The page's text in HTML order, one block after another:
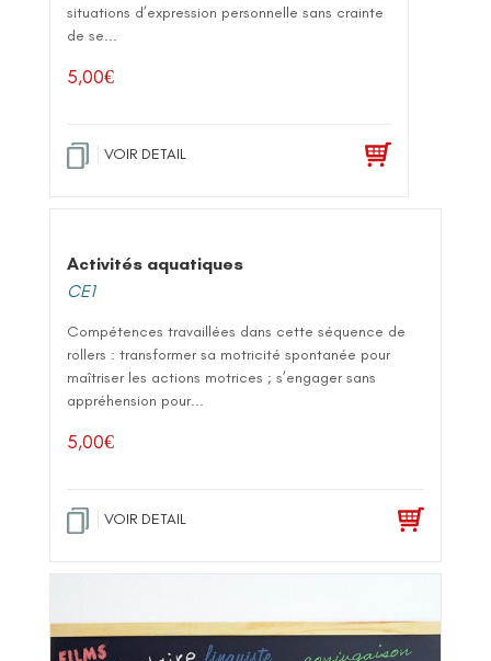
situations d’expression personnelle sans crainte
de se...
5,00€
VOIR DETAIL
Activités aquatiques
CE1
Compétences travaillées dans cette séquence de
rollers : transformer sa motricité spontanée pour
maîtriser les actions motrices ; s’engager sans
appréhension pour...
5,00€
VOIR DETAIL